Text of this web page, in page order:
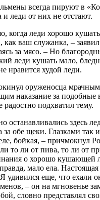
всегда пируют в
и леди от них не отстают.
когда леди хорошо
как ваш служанка, –
за мясо. – Но
леди кушать мало,
нравится худой леди.
оруженосца мрачным
наказание за подобные
радостно подхватил тему.
останавливались здесь
за обе щеки. Глазками так
бойкая, – причмокнул
то ли от пива, то ли от
о хорошо кушающей
мало ела.
удивился еще, что ехали
– он на мгновенье
словно представлял